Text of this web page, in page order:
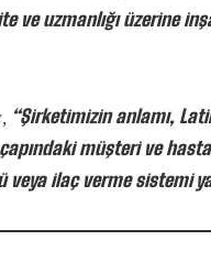
ve uzmanlığı
“Şirketimizin anlamı,
müşteri ve
veya ilaç verme sistemi